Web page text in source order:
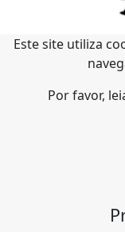
Este site utiliza
Por favor,